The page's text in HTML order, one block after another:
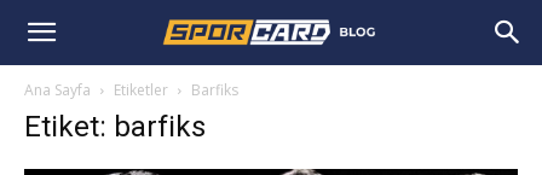
Ana Sayfa Etiketler Barfiks
Etiket: barfiks